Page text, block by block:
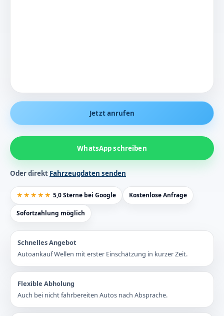
Jetzt anrufen
WhatsApp schreiben
Oder direkt Fahrzeugdaten senden
★★★★★ 5,0 Sterne bei Google Kostenlose Anfrage
Sofortzahlung möglich
Schnelles Angebot
Autoankauf Wellen mit erster Einschätzung in kurzer Zeit.
Flexible Abholung
Auch bei nicht fahrbereiten Autos nach Absprache.